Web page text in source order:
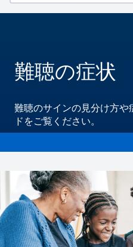
難聴の症状
難聴のサインの見分け方や
ドをご覧ください。